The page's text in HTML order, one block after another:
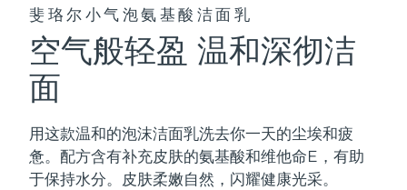
斐珞尔小气泡氨基酸洁面乳
空气般轻盈 温和深彻洁
面
用这款温和的泡沫洁面乳洗去你一天的尘埃和疲
惫。配方含有补充皮肤的氨基酸和维他命E，有助
于保持水分。皮肤柔嫩自然，闪耀健康光采。
LUNA™ 设备
All facial cleansing devices
UFO™ 设备
ISSA™ 设备
FAQ™ P1 Primer
Manuka honey primer
FAQ™护肤品
All FAQ™ skincare
FAQ™ 221
Anti-aging LED hand mask
FAQ™护肤品
All FAQ™ skincare
FAQ™护肤品
FAQ™产品
All hair treatments
FAQ™ Red Light Serum
FAQ™ skincare
All FAQ™ skincare
专业治疗
PEACH™ 2 Pro Max
Professional IPL hair removal device
BEAR™ 2 body
Microcurrent body toning
爱沙尼亚
芬兰 预计送达日期 8/10/26
法属波利尼西亚 预计送达日期 8/14/26